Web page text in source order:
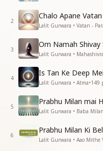
सबसे न्यारा सबसे प्यारा
ज्योतिबिंदु शिव पिता हमारा
सबसे न्यारा सबसे प्यारा
हरपल ज्ञान की ज्योत जलाकर
हरपल ज्ञान की ज्योत जलाकर
पूरी करे हर आस
मूल वतन के है हम सितारे
रहते है शिव बाबा के पास
रहते है शिव बाबा के पास
भरकर मन में सर्व शक्तियां
सारे जग को दे सकाश
मूल वतन के है हम सितारे
मूल वतन के है हम सितारे
2
Chalo Apane
Lalit Gurwara • Vatan -
3
Om Namah Shivay
Lalit Gurwara •
4
Is Tan Ke Deep
Lalit Gurwara • Atma•149
5
Prabhu Milan mai
Lalit Gurwara • Baba Milan
6
Prabhu Milan Ki
Lalit Gurwara • Aao Mithe